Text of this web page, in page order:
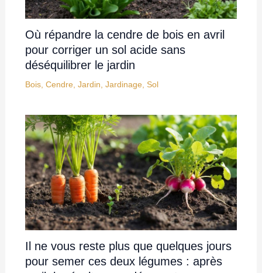
Où répandre la cendre de bois en avril
pour corriger un sol acide sans
déséquilibrer le jardin
Bois, Cendre Jardin Jardinage Sol
Il ne vous reste plus que quelques jours
pour semer ces deux légumes : après